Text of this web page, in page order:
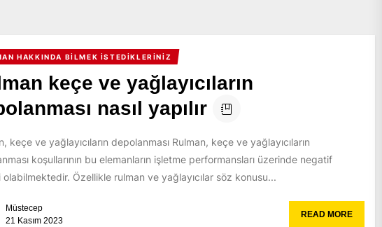
HAKKINDA BILMEK İSTEDIKLERINIZ
keçe ve yağlayıcıların
nasıl yapılır
keçe ve yağlayıcıların depolanması Rulman, keçe ve yağlayıcıların
koşullarının bu elemanların işletme performansları üzerinde negatif
olabilmektedir. Özellikle rulman ve yağlayıcılar söz konusu...
Müstecep
21 Kasım 2023
READ MORE